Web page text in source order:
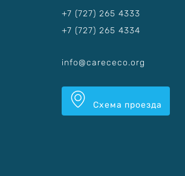
+7 (727) 265 4333
+7 (727) 265 4334
info@carececo.org
Схема проезда